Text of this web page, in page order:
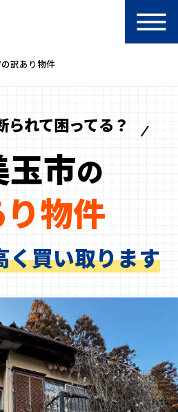
訳あり物件
られて困ってる？
市の
物件
く買い取ります